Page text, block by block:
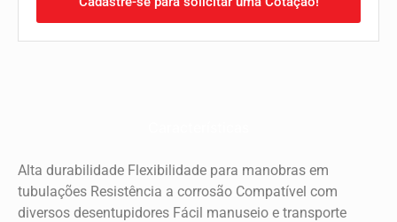
Alta durabilidade Flexibilidade para manobras em
tubulações Resistência a corrosão Compatível com
diversos desentupidores Fácil manuseio e transporte